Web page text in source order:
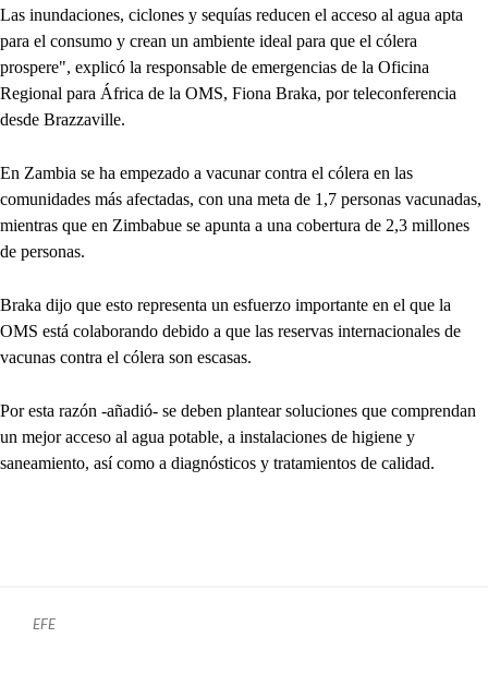
Las inundaciones, ciclones y sequías reducen el acceso al agua apta
para el consumo y crean un ambiente ideal para que el cólera
prospere", explicó la responsable de emergencias de la Oficina
Regional para África de la OMS, Fiona Braka, por teleconferencia
desde Brazzaville.
En Zambia se ha empezado a vacunar contra el cólera en las
comunidades más afectadas, con una meta de 1,7 personas vacunadas,
mientras que en Zimbabue se apunta a una cobertura de 2,3 millones
de personas.
Braka dijo que esto representa un esfuerzo importante en el que la
OMS está colaborando debido a que las reservas internacionales de
vacunas contra el cólera son escasas.
Por esta razón -añadió- se deben plantear soluciones que comprendan
un mejor acceso al agua potable, a instalaciones de higiene y
saneamiento, así como a diagnósticos y tratamientos de calidad.
EFE